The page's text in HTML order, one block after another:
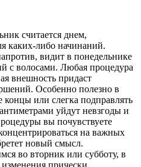
считается днем,
каких-либо начинаний.
видит в понедельнике
с волосами. Любая процедура
внешность придаст
Особенно полезно в
концы или слегка подправлять
уйдут невзгоды и
вы почувствуете
на важных
новый смысл.
во вторник или субботу, в
изменения прически.